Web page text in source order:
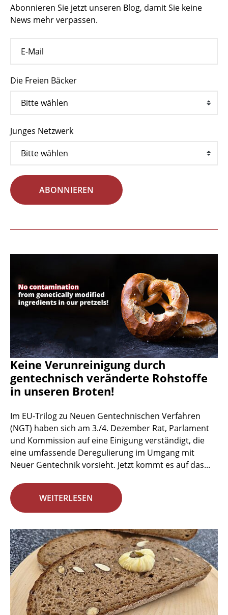
Abonnieren Sie jetzt unseren Blog, damit Sie keine
News mehr verpassen.
Die Freien Bäcker
Junges Netzwerk
ABONNIEREN
Keine Verunreinigung durch
gentechnisch veränderte Rohstoffe
in unseren Broten!
Im EU-Trilog zu Neuen Gentechnischen Verfahren
(NGT) haben sich am 3./4. Dezember Rat, Parlament
und Kommission auf eine Einigung verständigt, die
eine umfassende Deregulierung im Umgang mit
Neuer Gentechnik vorsieht. Jetzt kommt es auf das...
WEITERLESEN